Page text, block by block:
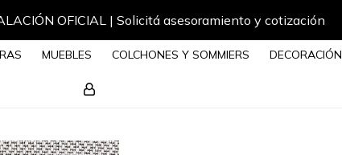
OFICIAL | Solicitá asesoramiento y cotización
MUEBLES COLCHONES Y SOMMIERS DECORACIÓN